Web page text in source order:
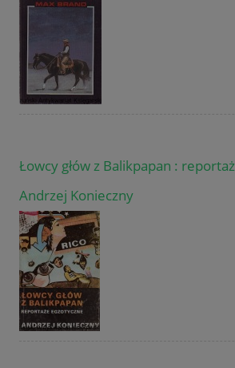
Łowcy głów z Balikpapan :
Andrzej Konieczny